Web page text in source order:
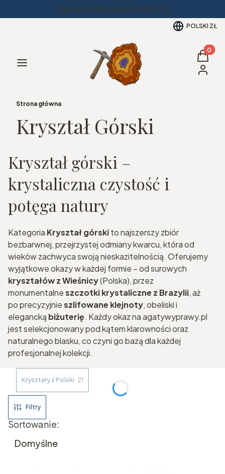
Darmowa dostawa od 299PLN
POLSKI ZŁ
Menu
Koszyk
Strona główna
Kryształ Górski
Kryształ górski –
krystaliczna czystość i
potęga natury
Kategoria Kryształ górskito najszerszy zbiór
bezbarwnej, przejrzystej odmiany kwarcu, która od
wieków zachwyca swoją nieskazitelnością. Oferujemy
wyjątkowe okazy w każdej formie – od surowych
kryształów z Wieśnicy(Polska), przez
monumentalneszczotki krystaliczne z Brazylii, aż
po precyzyjnieszlifowane klejnoty, obeliski i
elegancką biżuterię. Każdy okaz na agatywyprawy.pl
jest selekcjonowany pod kątem klarowności oraz
naturalnego blasku, co czyni go bazą dla każdej
profesjonalnej kolekcji.
Kryształy z Polski 21
Filtry
Lista produktów
Sortowanie:
Domyślne